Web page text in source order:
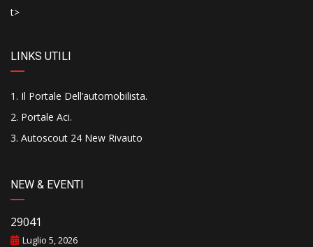
t>
LINKS UTILI
Il Portale Dell’automobilista.
Portale Aci.
Autoscout 24 New Rivauto
NEW & EVENTI
29041
Luglio 5, 2026